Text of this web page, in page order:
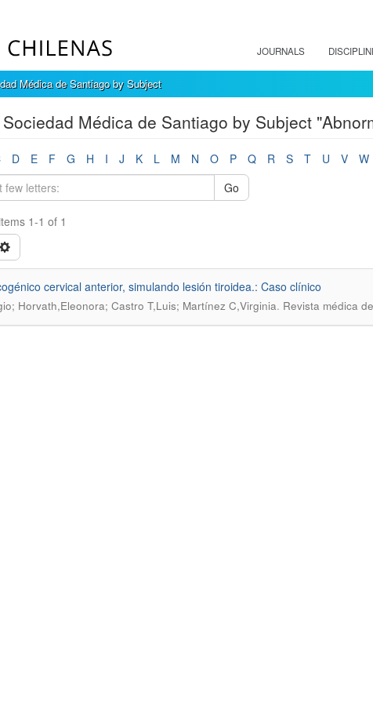
JOURNALS
Médica de Santiago by Subject
Médica de Santiago by Subject
D E F G H I J K L M N O P Q R S T U V W
Go
1-1 of 1
cervical anterior, simulando lesión tiroidea.: Caso clínico
Horvath,Eleonora; Castro T,Luis; Martínez C,Virginia. Revista médica